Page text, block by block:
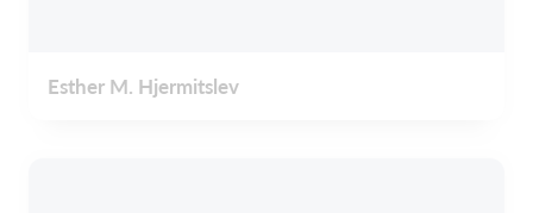
Esther M. Hjermitslev